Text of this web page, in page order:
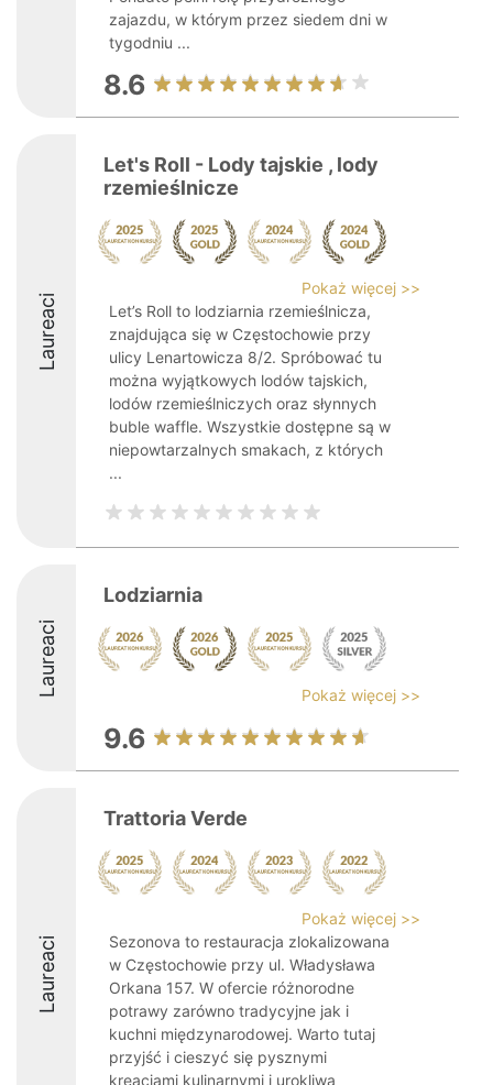
zajazdu, w którym przez siedem dni w
tygodniu ...
8.6
Laureaci
Let's Roll - Lody tajskie , lody
rzemieślnicze
Pokaż więcej >>
Let’s Roll to lodziarnia rzemieślnicza,
znajdująca się w Częstochowie przy
ulicy Lenartowicza 8/2. Spróbować tu
można wyjątkowych lodów tajskich,
lodów rzemieślniczych oraz słynnych
buble waffle. Wszystkie dostępne są w
niepowtarzalnych smakach, z których
...
Laureaci
Lodziarnia
Pokaż więcej >>
9.6
Laureaci
Trattoria Verde
Pokaż więcej >>
Sezonova to restauracja zlokalizowana
w Częstochowie przy ul. Władysława
Orkana 157. W ofercie różnorodne
potrawy zarówno tradycyjne jak i
kuchni międzynarodowej. Warto tutaj
przyjść i cieszyć się pysznymi
kreacjami kulinarnymi i urokliwą